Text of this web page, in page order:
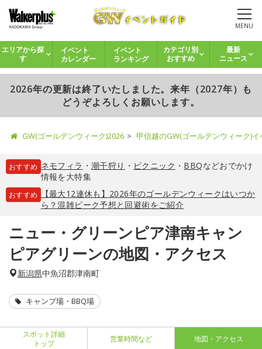
MENU
エリアから探
す
イベント
カレンダー
イベント
ランキング
カテゴリ別
おすすめ
最新
ニュース
2026年の更新は終了いたしました。来年（2027年）も
どうぞよろしくお願いします。
GW(ゴールデンウィーク)2026 甲信越のGW(ゴールデンウィーク)
おすすめ ネモフィラ ・ 潮干狩り ・ ピクニック ・ BBQなどおでかけ
情報を大特集
おすすめ
【最大12連休も】2026年のゴールデンウィークはいつか
ら？混雑ピーク予想と回避術をご紹介
ニュー・グリーンピア津南キャン
ピアグリーンの地図・アクセス
新潟県中魚沼郡津南町
キャンプ場・BBQ場
スポット詳細
トップ
営業時間など 地図・アクセス